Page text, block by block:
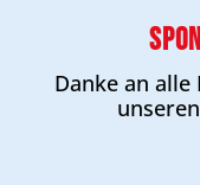
Danke an